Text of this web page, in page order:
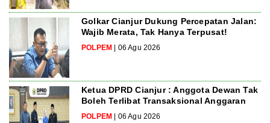
Golkar Cianjur Dukung Percepatan Jalan:
Wajib Merata, Tak Hanya Terpusat!
POLPEM | 06 Agu 2026
Ketua DPRD Cianjur : Anggota Dewan Tak
Boleh Terlibat Transaksional Anggaran
POLPEM | 06 Agu 2026